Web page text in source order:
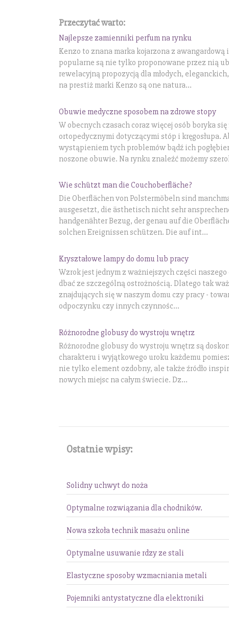
Przeczytać warto:
Najlepsze zamienniki perfum na rynku
Kenzo to znana marka kojarzona z awangardową
popularne są nie tylko proponowane przez nią
rewelacyjną propozycją dla młodych,
na prestiż marki Kenzo są one natura...
Obuwie medyczne sposobem na zdrowe stopy
W obecnych czasach coraz więcej osób boryka
ortopedycznymi dotyczącymi stóp i kręgosłupa.
wystąpieniem tych problemów bądź ich
noszone obuwie. Na rynku znaleźć możemy
Wie schützt man die Couchoberfläche?
Die Oberflächen von Polstermöbeln sind
ausgesetzt, die ästhetisch nicht sehr
handgenähter Bezug, der genau auf die
solchen Ereignissen schützen. Die auf int...
Kryształowe lampy do domu lub pracy
Wzrok jest jednym z ważniejszych części
dbać ze szczególną ostrożnością. Dlatego tak
znajdujących się w naszym domu czy pracy -
odpoczynku czy innych czynnośc...
Różnorodne globusy do wystroju wnętrz
Różnorodne globusy do wystroju wnętrz są
charakteru i wyjątkowego uroku każdemu
nie tylko element ozdobny, ale także źródło
nowych miejsc na całym świecie. Dz...
Ostatnie wpisy:
Solidny uchwyt do noża
Optymalne rozwiązania dla chodników.
Nowa szkoła technik masażu online
Optymalne usuwanie rdzy ze stali
Elastyczne sposoby wzmacniania metali
Pojemniki antystatyczne dla elektroniki